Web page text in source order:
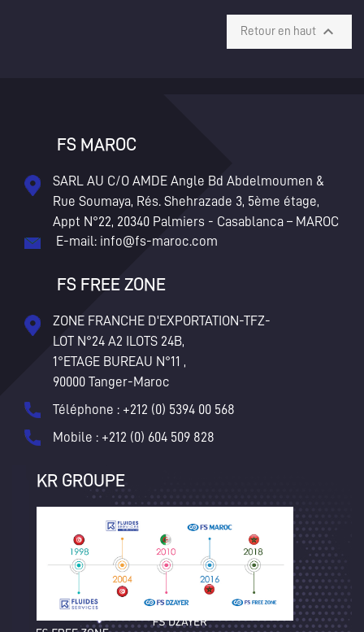
Retour en haut 
FS MAROC
SARL AU C/O AMDE Angle Bd Abdelmoumen &
Rue Soumaya, Rés. Shehrazade 3, 5ème étage,
Appt N°22, 20340 Palmiers - Casablanca – MAROC
E-mail: info@fs-maroc.com
FS FREE ZONE
ZONE FRANCHE D'EXPORTATION-TFZ-
LOT N°24 A2 ILOTS 24B,
1°ETAGE BUREAU N°11 ,
90000 Tanger-Maroc
Téléphone : +212 (0) 5394 00 568
Mobile : +212 (0) 604 509 828
KR GROUPE